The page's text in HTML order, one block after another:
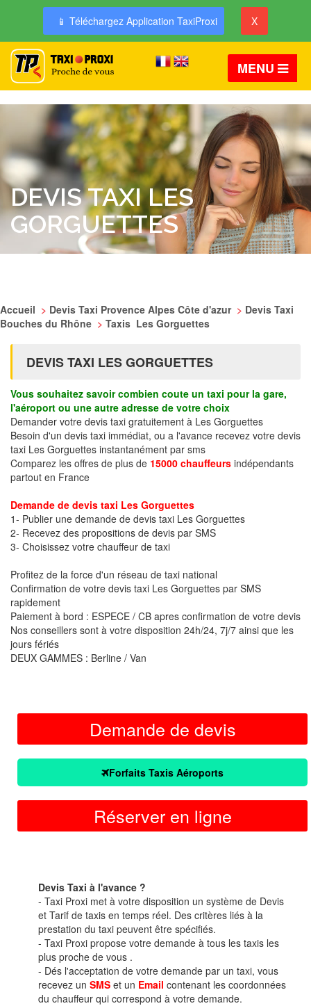
📱 Téléchargez Application TaxiProxi X
MENU
DEVIS TAXI LES
GORGUETTES
Accueil > Devis Taxi Provence Alpes Côte d'azur > Devis Taxi
Bouches du Rhône > Taxis Les Gorguettes
DEVIS TAXI LES GORGUETTES
Vous souhaitez savoir combien coute un taxi pour la gare,
l'aéroport ou une autre adresse de votre choix
Demander votre devis taxi gratuitement à Les Gorguettes
Besoin d'un devis taxi immédiat, ou a l'avance recevez votre devis
taxi Les Gorguettes instantanément par sms
Comparez les offres de plus de 15000 chauffeurs indépendants
partout en France
Demande de devis taxi Les Gorguettes
1- Publier une demande de devis taxi Les Gorguettes
2- Recevez des propositions de devis par SMS
3- Choisissez votre chauffeur de taxi
Profitez de la force d'un réseau de taxi national
Confirmation de votre devis taxi Les Gorguettes par SMS
rapidement
Paiement à bord : ESPECE / CB apres confirmation de votre devis
Nos conseillers sont à votre disposition 24h/24, 7j/7 ainsi que les
jours fériés
DEUX GAMMES : Berline / Van
Demande de devis
Forfaits Taxis Aéroports
Réserver en ligne
Devis Taxi à l'avance ?
- Taxi Proxi met à votre disposition un système de Devis
et Tarif de taxis en temps réel. Des critères liés à la
prestation du taxi peuvent être spécifiés.
- Taxi Proxi propose votre demande à tous les taxis les
plus proche de vous .
- Dés l'acceptation de votre demande par un taxi, vous
recevez un SMS et un Email contenant les coordonnées
du chauffeur qui correspond à votre demande.